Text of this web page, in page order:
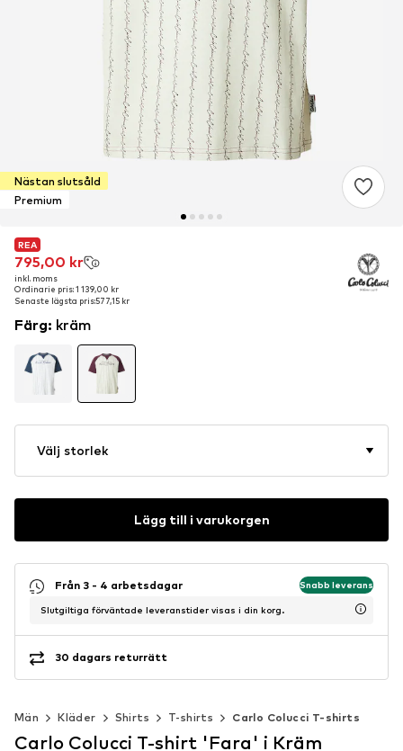
Nästan slutsåld
Premium
REA
795,00 kr
inkl. moms
Ordinarie pris: 1 139,00 kr
Senaste lägsta pris:577,15 kr
REA
795,00 kr
inkl. moms
Ordinarie pris: 1 139,00 kr
Senaste lägsta pris:577,15 kr
Färg: kräm
Välj storlek
Lägg till i varukorgen
Från 3 - 4 arbetsdagar Snabb leverans
Slutgiltiga förväntade leveranstider visas i din korg.
30 dagars returrätt
Män Kläder Shirts T-shirts Carlo Colucci T-shirts
Carlo Colucci T-shirt 'Fara' i Kräm